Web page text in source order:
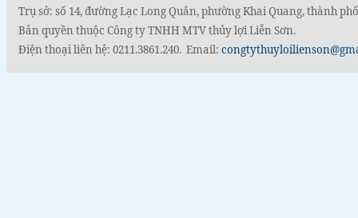
Trụ sở: số 14, đường Lạc Long Quân, phường Khai Quang, thành
Bản quyền thuộc Công ty TNHH MTV thủy lợi Liễn Sơn.
Điện thoại liên hệ: 0211.3861.240. Email: